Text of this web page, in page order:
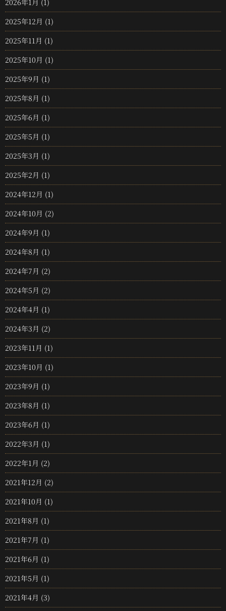
2026年1月 (1)
2025年12月 (1)
2025年11月 (1)
2025年10月 (1)
2025年9月 (1)
2025年8月 (1)
2025年6月 (1)
2025年5月 (1)
2025年3月 (1)
2025年2月 (1)
2024年12月 (1)
2024年10月 (2)
2024年9月 (1)
2024年8月 (1)
2024年7月 (2)
2024年5月 (2)
2024年4月 (1)
2024年3月 (2)
2023年11月 (1)
2023年10月 (1)
2023年9月 (1)
2023年8月 (1)
2023年6月 (1)
2022年3月 (1)
2022年1月 (2)
2021年12月 (2)
2021年10月 (1)
2021年8月 (1)
2021年7月 (1)
2021年6月 (1)
2021年5月 (1)
2021年4月 (3)